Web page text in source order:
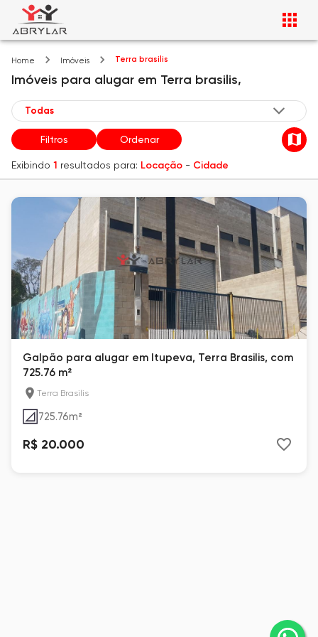
Home Imóveis Terra brasilis
Imóveis para alugar em Terra brasilis,
Filtros Ordenar
Exibindo 1 resultados para: Locação - Cidade
Galpão para alugar em Itupeva, Terra Brasilis, com
725.76 m²
Terra Brasilis
725.76m²
R$ 20.000